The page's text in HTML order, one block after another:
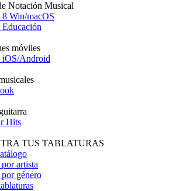
Notación Musical
Win/macOS
móviles
iOS/Android
Hits
TUS TABLATURAS
artista
género